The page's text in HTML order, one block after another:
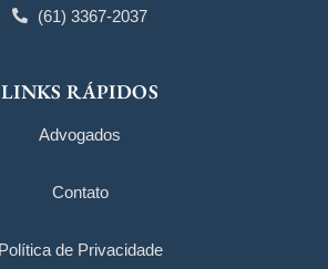
(61) 3367-2037
LINKS RÁPIDOS
Advogados
Contato
Política de Privacidade